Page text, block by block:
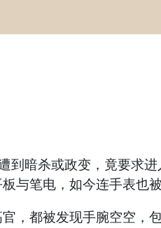
暗杀或政变，竟要求
与笔电，如今连手表
，都被发现手腕空空